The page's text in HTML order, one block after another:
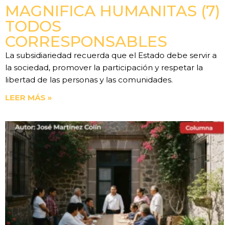
MAGNIFICA HUMANITAS (7)
TODOS
CORRESPONSABLES
La subsidiariedad recuerda que el Estado debe servir a
la sociedad, promover la participación y respetar la
libertad de las personas y las comunidades.
LEER MÁS »